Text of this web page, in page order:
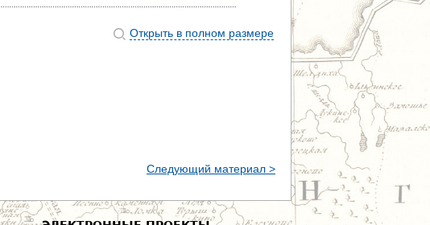
Открыть в полном размере
Следующий материал >